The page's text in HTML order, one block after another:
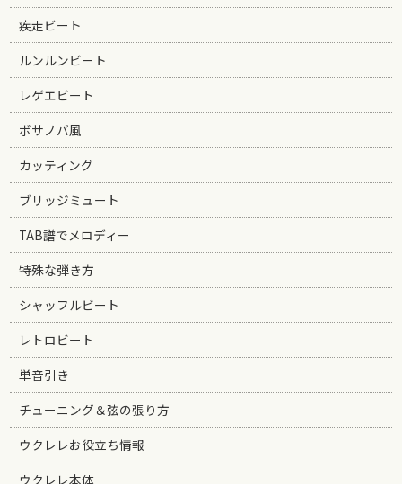
疾走ビート
ルンルンビート
レゲエビート
ボサノバ風
カッティング
ブリッジミュート
TAB譜でメロディー
特殊な弾き方
シャッフルビート
レトロビート
単音引き
チューニング＆弦の張り方
ウクレレお役立ち情報
ウクレレ本体